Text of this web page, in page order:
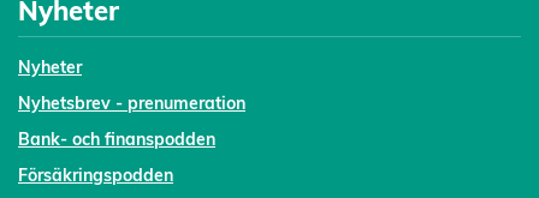
Nyheter
Nyheter
Nyhetsbrev - prenumeration
Bank- och finanspodden
Försäkringspodden